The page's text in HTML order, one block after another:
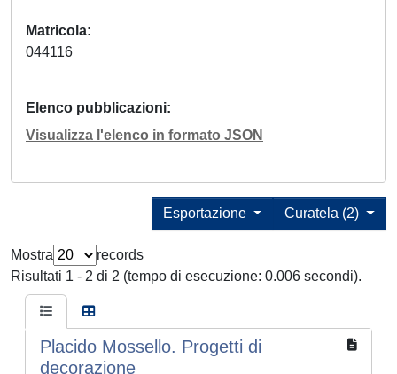
Matricola
044116
Elenco pubblicazioni
Visualizza l'elenco in formato JSON
Curatela (2)
Esportazione
Mostra
records
Risultati 1 - 2 di 2 (tempo di esecuzione: 0.006 secondi).
Placido Mossello. Progetti di
decorazione